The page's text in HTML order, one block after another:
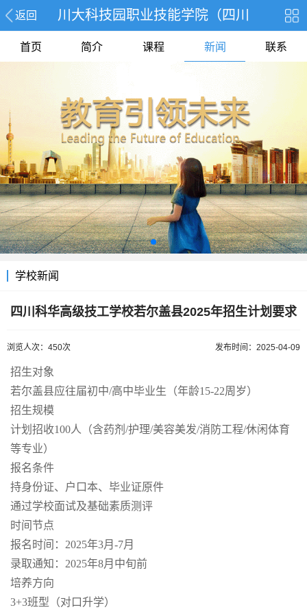
返回 川大科技园职业技能学院（四川
首页 简介 课程 新闻 联系
学校新闻
四川科华高级技工学校若尔盖县2025年招生计划要求
浏览人次：450次 发布时间：2025-04-09
招生对象
若尔盖县应往届初中/高中毕业生（年龄15-22周岁）
招生规模
计划招收100人（含药剂/护理/美容美发/消防工程/休闲体育
等专业）
报名条件
持身份证、户口本、毕业证原件
通过学校面试及基础素质测评
时间节点
报名时间：2025年3月-7月
录取通知：2025年8月中旬前
培养方向
3+3班型（对口升学）